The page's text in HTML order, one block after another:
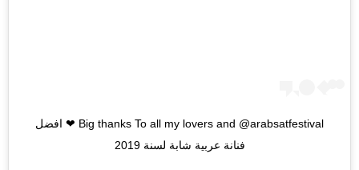
Big thanks To all my lovers and @arabsatfestival ❤ افضل
فنانة عربية شابة لسنة 2019